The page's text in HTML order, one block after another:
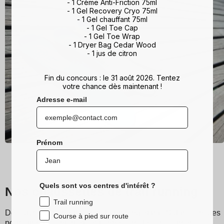
Nos chaussettes de trail running
Découvrez les chaussettes de running et trail Sidas, conçues
- 1 Crème Anti-Friction 75ml
- 1 Gel Recovery Cryo 75ml
- 1 Gel chauffant 75ml
- 1 Gel Toe Cap
- 1 Gel Toe Wrap
- 1 Dryer Bag Cedar Wood
- 1 jus de citron
Fin du concours : le 31 août 2026. Tentez
votre chance dès maintenant !
Adresse e-mail
Prénom
Quels sont vos centres d'intérêt ?
Trail running
Course à pied sur route